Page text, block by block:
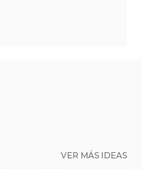
VER MÁS IDEAS